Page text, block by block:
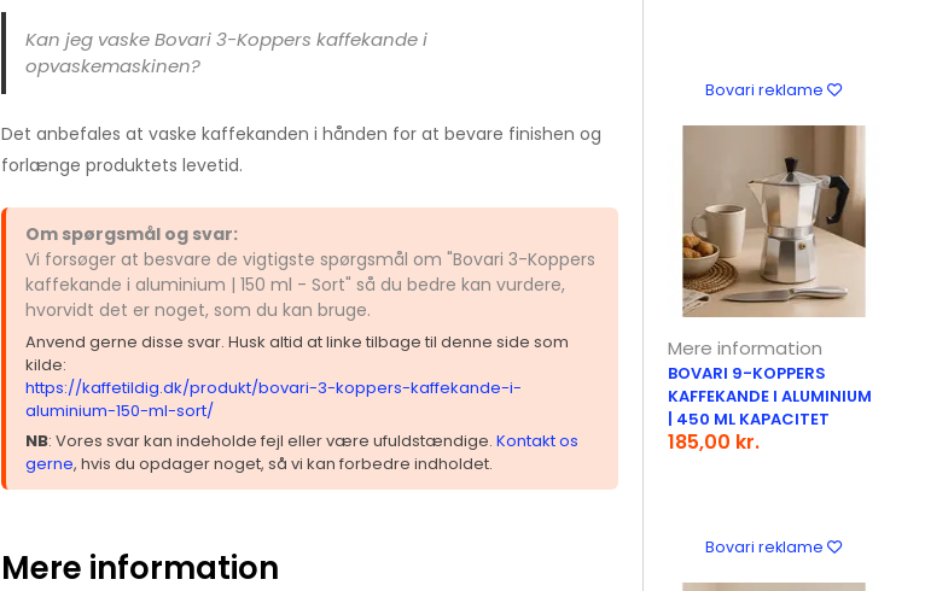
Kan jeg vaske Bovari 3-Koppers kaffekande i
opvaskemaskinen?
Det anbefales at vaske kaffekanden i hånden for at bevare finishen og
forlænge produktets levetid.
Om spørgsmål og svar:
Vi forsøger at besvare de vigtigste spørgsmål om "Bovari 3-Koppers
kaffekande i aluminium | 150 ml - Sort" så du bedre kan vurdere,
hvorvidt det er noget, som du kan bruge.
Anvend gerne disse svar. Husk altid at linke tilbage til denne side som
kilde:
https://kaffetildig.dk/produkt/bovari-3-koppers-kaffekande-i-
aluminium-150-ml-sort/
NB: Vores svar kan indeholde fejl eller være ufuldstændige. Kontakt os
gerne, hvis du opdager noget, så vi kan forbedre indholdet.
Mere information
Bovari reklame
Mere information
BOVARI 9-KOPPERS
KAFFEKANDE I ALUMINIUM
| 450 ML KAPACITET
185,00 kr.
Bovari reklame